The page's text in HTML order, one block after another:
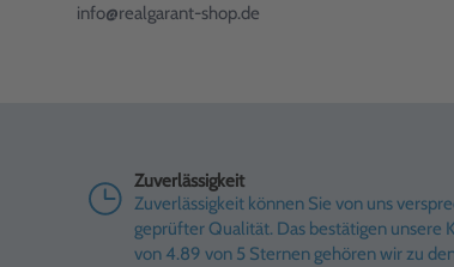
info@realgarant-shop.de
Zuverlässigkeit
Zuverlässigkeit können Sie von uns
geprüfter Qualität. Das bestätigen unsere
von 4.89 von 5 Sternen gehören wir zu